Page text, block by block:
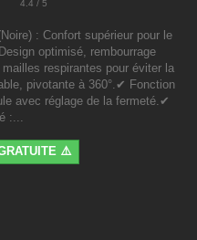
4.4 / 5
: Confort supérieur pour le
optimisé, rembourrage
respirantes pour éviter la
pivotante à 360°.✔ Fonction
avec réglage de la fermeté.✔
:...
⚠️